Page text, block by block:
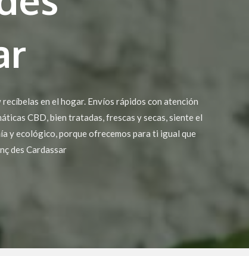
en el hogar. Envíos rápidos con atención
CBD, bien tratadas, frescas y secas, siente el
y ecológico, porque ofrecemos para ti igual que
des Cardassar